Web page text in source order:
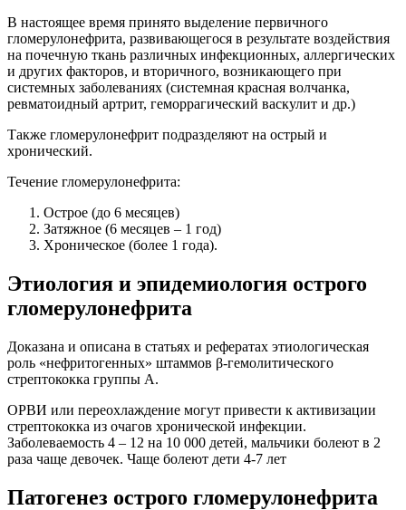
В настоящее время принято выделение первичного
гломерулонефрита, развивающегося в результате воздействия
на почечную ткань различных инфекционных, аллергических
и других факторов, и вторичного, возникающего при
системных заболеваниях (системная красная волчанка,
ревматоидный артрит, геморрагический васкулит и др.)
Также гломерулонефрит подразделяют на острый и
хронический.
Течение гломерулонефрита:
Острое (до 6 месяцев)
Затяжное (6 месяцев – 1 год)
Хроническое (более 1 года).
Этиология и эпидемиология острого
гломерулонефрита
Доказана и описана в статьях и рефератах этиологическая
роль «нефритогенных» штаммов β-гемолитического
стрептококка группы А.
ОРВИ или переохлаждение могут привести к активизации
стрептококка из очагов хронической инфекции.
Заболеваемость 4 – 12 на 10 000 детей, мальчики болеют в 2
раза чаще девочек. Чаще болеют дети 4-7 лет
Патогенез острого гломерулонефрита